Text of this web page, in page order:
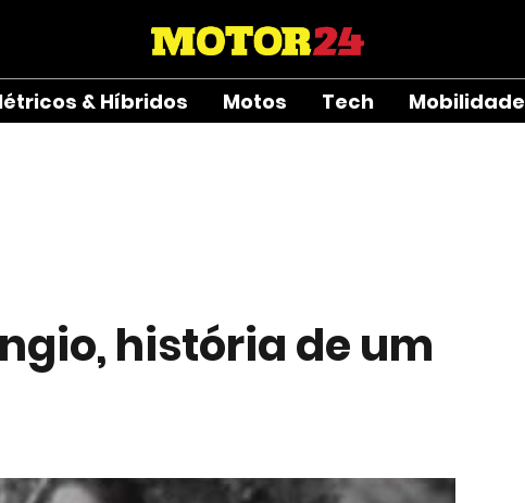
& Híbridos Motos Tech Mobilidade
história de um